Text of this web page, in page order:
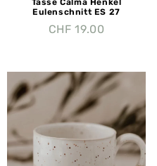
Tasse Calma Henkel
Eulenschnitt ES 27
CHF 19.00